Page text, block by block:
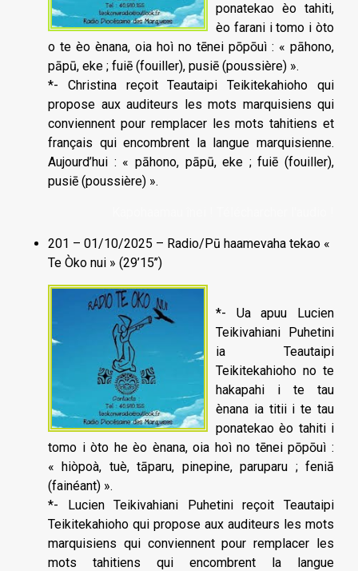
ponatekao èo tahiti,
èo farani i tomo i òto
o te èo ènana, oia hoì no tēnei pōpōuì : « pāhono,
pāpū, eke ; fuiē (fouiller), pusiē (poussière) ».
*- Christina reçoit Teautaipi Teikitekahioho qui
propose aux auditeurs les mots marquisiens qui
conviennent pour remplacer les mots tahitiens et
français qui encombrent la langue marquisienne.
Aujourd’hui : « pāhono, pāpū, eke ; fuiē (fouiller),
pusiē (poussière) ».
201 – 01/10/2025 – Radio/Pū haamevaha tekao «
Te Òko nui » (29’15’’)
*- Ua apuu Lucien
Teikivahiani Puhetini
ia Teautaipi
Teikitekahioho no te
hakapahi i te tau
ènana ia titii i te tau
ponatekao èo tahiti i
tomo i òto he èo ènana, oia hoì no tēnei pōpōuì :
« hiòpoà, tuè, tāparu, pinepine, paruparu ; feniā
(fainéant) ».
*- Lucien Teikivahiani Puhetini reçoit Teautaipi
Teikitekahioho qui propose aux auditeurs les mots
marquisiens qui conviennent pour remplacer les
mots tahitiens qui encombrent la langue